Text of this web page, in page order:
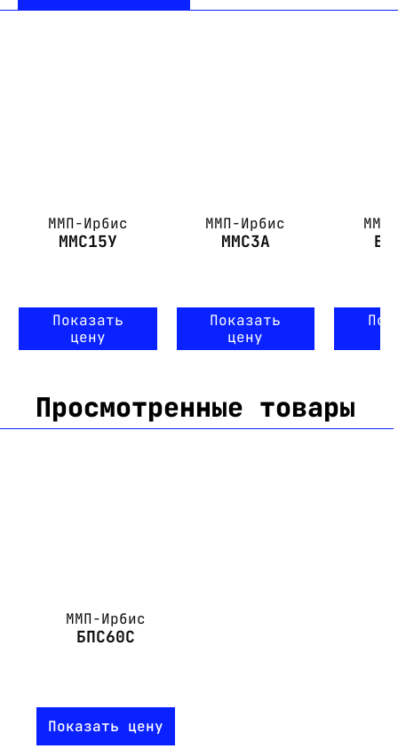
ММП-Ирбис
ММС15У
Показать
цену
ММП-Ирбис
ММС3А
Показать
цену
Просмотренные товары
ММП-Ирбис
БПС60С
Показать цену